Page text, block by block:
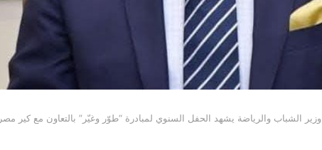
وزير الشباب والرياضة يشهد الحفل السنوي لمبادرة “طوّر وغيّر” بالتعاون مع كير مصر